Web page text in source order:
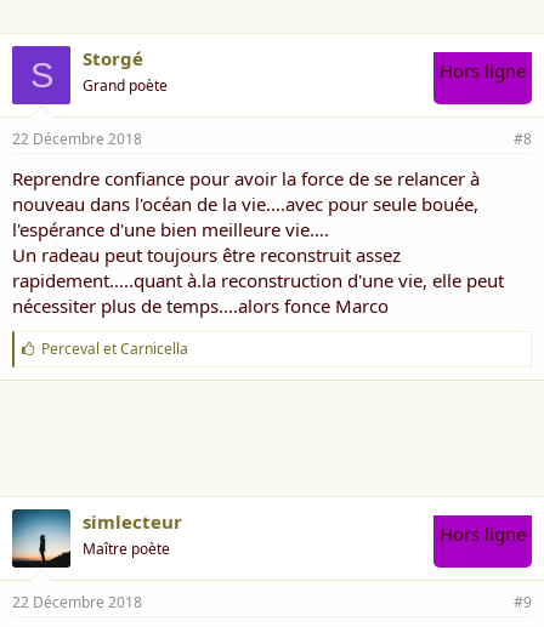
S Storgé
Grand poète
Hors ligne
22 Décembre 2018 #8
Reprendre confiance pour avoir la force de se relancer à
nouveau dans l'océan de la vie….avec pour seule bouée,
l'espérance d'une bien meilleure vie….
Un radeau peut toujours être reconstruit assez
rapidement…..quant à.la reconstruction d'une vie, elle peut
nécessiter plus de temps….alors fonce Marco
J
'
a
Perceval etCarnicella
simlecteur
Maître poète
Hors ligne
22 Décembre 2018 #9